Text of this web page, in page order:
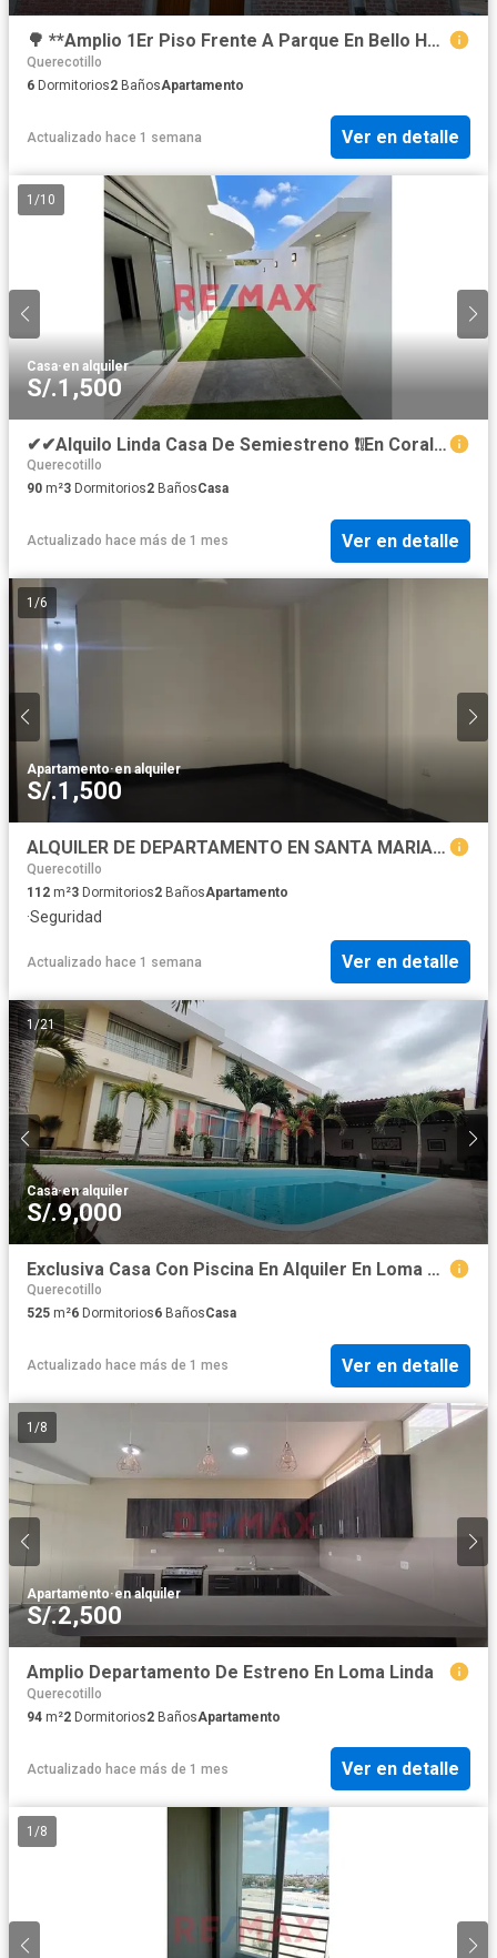
🌳 **Amplio 1Er Piso Frente A Parque En Bello Horizonte – Ideal Para Oficinas O Empresas**
Querecotillo
6 Dormitorios2 BañosApartamento
Actualizado hace 1 semana Ver en detalle
1 /10
Casa·en alquiler
S/.1,500
✔✔Alquilo Linda Casa De Semiestreno ❗❕En Corales 2 Piura 📌En Esquina Al Costado De Parque📌 📐103 M2 Confort, Espacio Y Tranquilidad ✔✔
Querecotillo
90 m²3 Dormitorios2 BañosCasa
Actualizado hace más de 1 mes Ver en detalle
1 /6
Apartamento·en alquiler
S/.1,500
ALQUILER DE DEPARTAMENTO EN SANTA MARIA DEL PINAR
Querecotillo
112 m²3 Dormitorios2 BañosApartamento
·Seguridad
Actualizado hace 1 semana Ver en detalle
1/21
Casa·en alquiler
S/.9,000
Exclusiva Casa Con Piscina En Alquiler En Loma Linda
Querecotillo
525 m²6 Dormitorios6 BañosCasa
Actualizado hace más de 1 mes Ver en detalle
1 /8
Apartamento·en alquiler
S/.2,500
Amplio Departamento De Estreno En Loma Linda
Querecotillo
94 m²2 Dormitorios2 BañosApartamento
Actualizado hace más de 1 mes Ver en detalle
1 /8